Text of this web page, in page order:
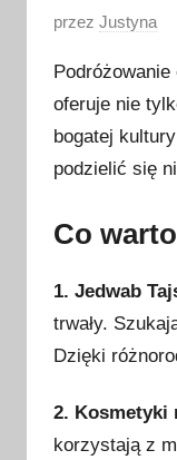
O
u
b
l
i
o
a
a
przez Justyna
oferuje nie
bogatej
podzielić się
Co
1. Jedwab
trwały.
Dzięki
2. Kosmetyki
korzystają z